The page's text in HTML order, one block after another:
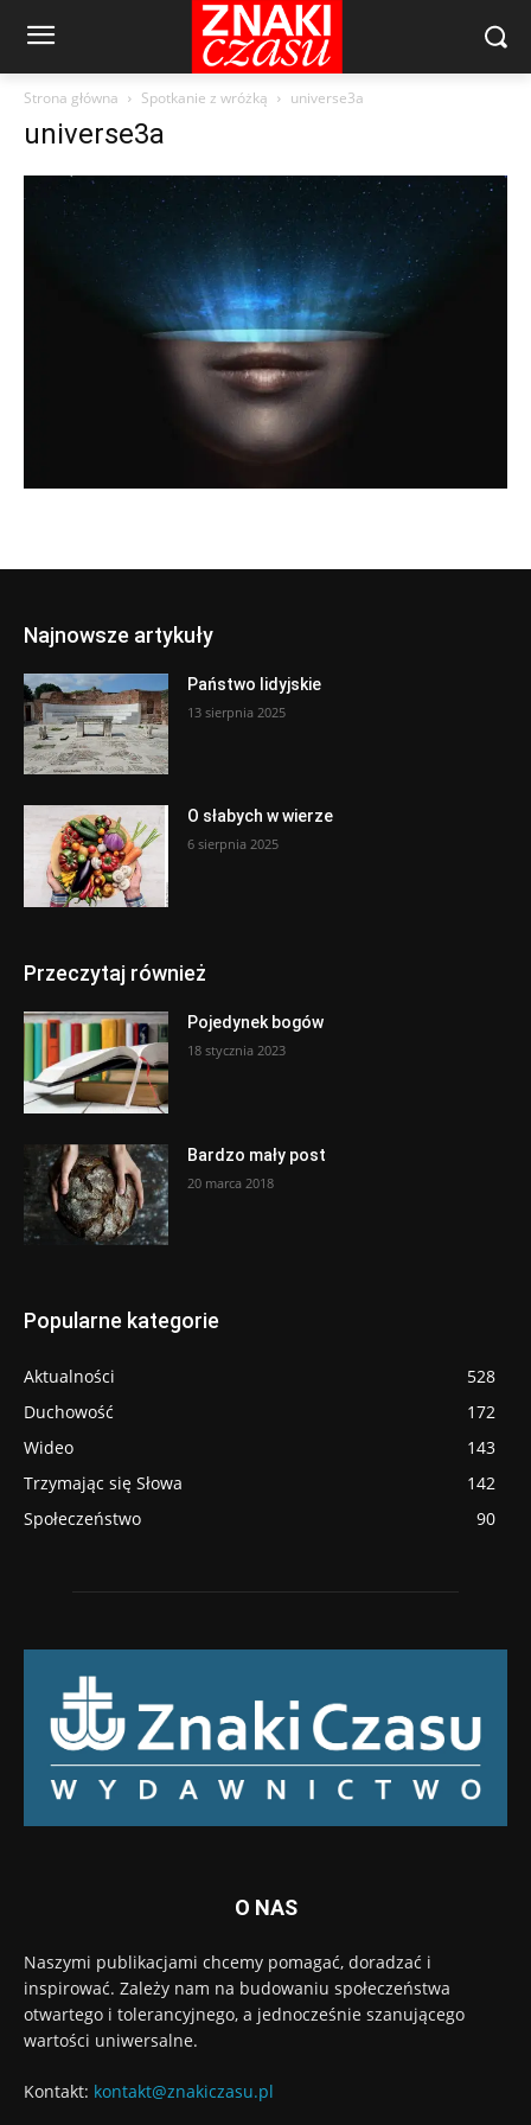
Strona główna Spotkanie z wróżką universe3a
universe3a
Najnowsze artykuły
Państwo lidyjskie
13 sierpnia 2025
O słabych w wierze
6 sierpnia 2025
Przeczytaj również
Pojedynek bogów
18 stycznia 2023
Bardzo mały post
20 marca 2018
Popularne kategorie
Aktualności
528
Duchowość
172
Wideo
143
Trzymając się Słowa
142
Społeczeństwo
90
O NAS
Naszymi publikacjami chcemy pomagać, doradzać i
inspirować. Zależy nam na budowaniu społeczeństwa
otwartego i tolerancyjnego, a jednocześnie szanującego
wartości uniwersalne.
Kontakt: kontakt@znakiczasu.pl